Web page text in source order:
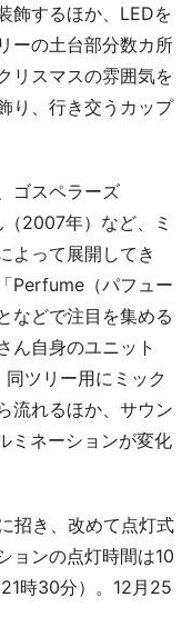
飾するほか、LEDを
ーの土台部分数カ所
リスマスの雰囲気を
り、行き交うカップ
ゴスペラーズ
2007年）など、ミ
よって展開してき
Perfume（パフュー
などで注目を集める
ん自身のユニット
ツリー用にミック
流れるほか、サウン
ミネーションが変化
招き、改めて点灯式
ョンの点灯時間は10
時30分）。12月25